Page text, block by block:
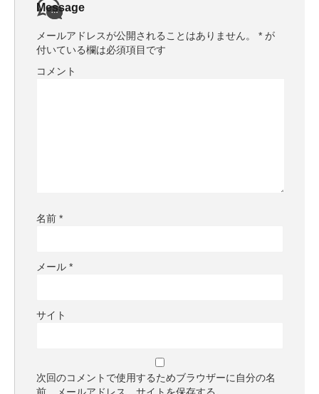
Message
メールアドレスが公開されることはありません。 * が
付いている欄は必須項目です
コメント
名前 *
メール *
サイト
次回のコメントで使用するためブラウザーに自分の名